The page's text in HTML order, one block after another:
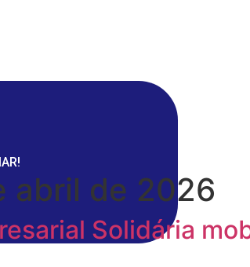
abril de 2026
Solidária